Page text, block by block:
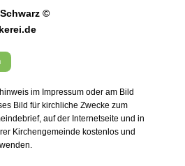
Schwarz ©
im Impressum oder am Bild
Bild für kirchliche Zwecke zum
auf der Internetseite und in
Kirchengemeinde kostenlos und